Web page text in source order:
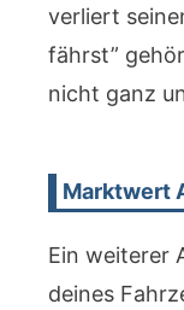
verliert
fährst”
nicht ganz
Marktwert
Ein weiterer
deines